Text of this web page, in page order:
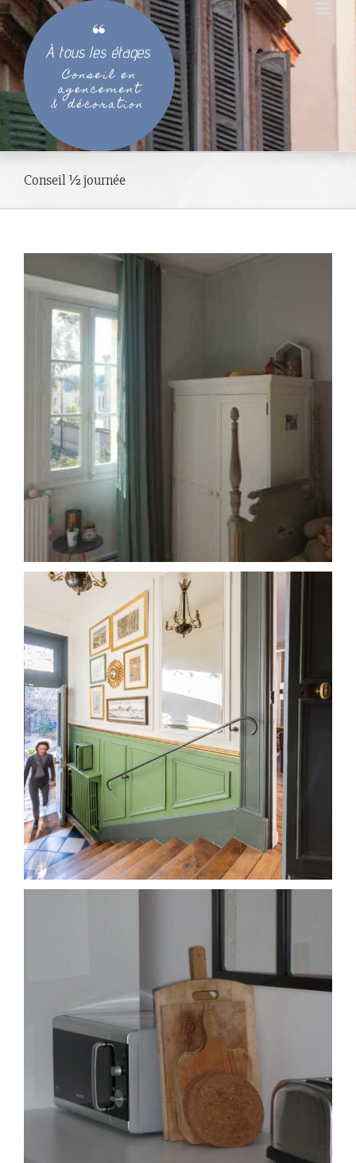
Passer
au
contenu
Conseil ½ journée